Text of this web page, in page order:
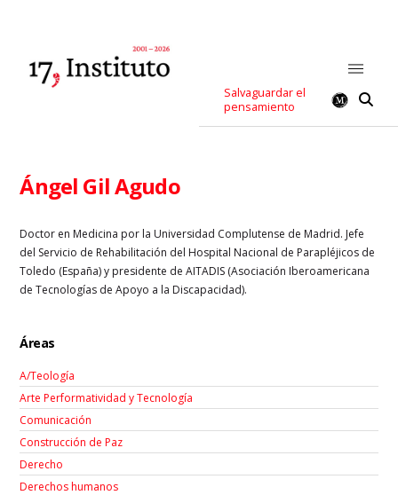
Salvaguardar el
pensamiento
Ángel Gil Agudo
Doctor en Medicina por la Universidad Complutense de Madrid. Jefe
del Servicio de Rehabilitación del Hospital Nacional de Parapléjicos de
Toledo (España) y presidente de AITADIS (Asociación Iberoamericana
de Tecnologías de Apoyo a la Discapacidad).
Áreas
A/Teología
Arte Performatividad y Tecnología
Comunicación
Construcción de Paz
Derecho
Derechos humanos